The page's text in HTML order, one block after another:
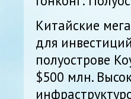
Китайские
для
полуострове
$500 млн.